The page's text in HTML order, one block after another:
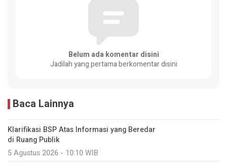
Belum ada komentar disini
Jadilah yang pertama berkomentar disini
Baca Lainnya
Klarifikasi BSP Atas Informasi yang Beredar
di Ruang Publik
5 Agustus 2026 - 10:10 WIB